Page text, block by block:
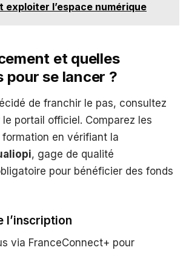
exploiter l’espace numérique
et quelles
pour se lancer ?
de franchir le pas, consultez
portail officiel. Comparez les
en vérifiant la
, gage de qualité
pour bénéficier des fonds
l’inscription
via FranceConnect+ pour